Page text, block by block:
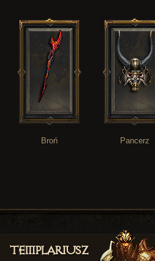
Broń Pancerz
Templariusz